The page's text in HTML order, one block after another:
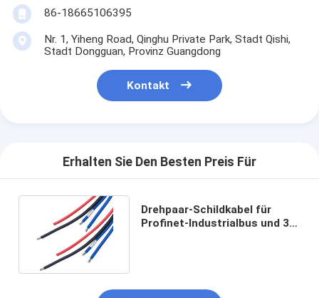
86-18665106395
Nr. 1, Yiheng Road, Qinghu Private Park, Stadt Qishi,
Stadt Dongguan, Provinz Guangdong
Kontakt
Erhalten Sie Den Besten Preis Für
Drehpaar-Schildkabel für
Profinet-Industrialbus und 3-